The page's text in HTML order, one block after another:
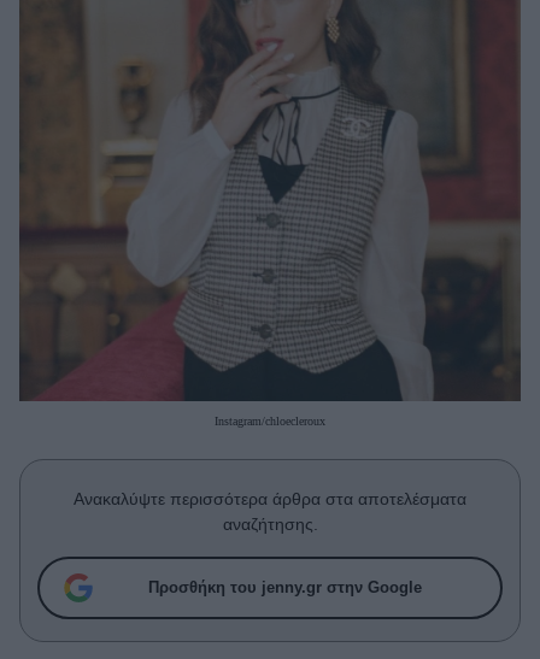
Υγεία + Διατροφή
Σχέσεις & Σεξ
Woman Power
Real Women
Πρόσωπα
Who
True Stories
Success Stories
Ζώδια
Instagram/chloecleroux
Ανακαλύψτε περισσότερα άρθρα στα αποτελέσματα
αναζήτησης.
Προσθήκη του jenny.gr στην Google